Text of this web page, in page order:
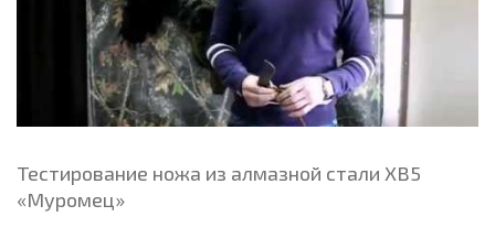
Тестирование ножа из алмазной стали ХВ5
«Муромец»